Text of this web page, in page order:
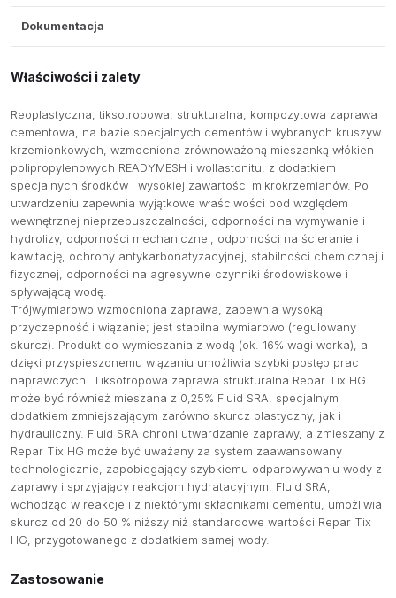
Dokumentacja
Właściwości i zalety
Reoplastyczna, tiksotropowa, strukturalna, kompozytowa zaprawa
cementowa, na bazie specjalnych cementów i wybranych kruszyw
krzemionkowych, wzmocniona zrównoważoną mieszanką włókien
polipropylenowych READYMESH i wollastonitu, z dodatkiem
specjalnych środków i wysokiej zawartości mikrokrzemianów. Po
utwardzeniu zapewnia wyjątkowe właściwości pod względem
wewnętrznej nieprzepuszczalności, odporności na wymywanie i
hydrolizy, odporności mechanicznej, odporności na ścieranie i
kawitację, ochrony antykarbonatyzacyjnej, stabilności chemicznej i
fizycznej, odporności na agresywne czynniki środowiskowe i
spływającą wodę.
Trójwymiarowo wzmocniona zaprawa, zapewnia wysoką
przyczepność i wiązanie; jest stabilna wymiarowo (regulowany
skurcz). Produkt do wymieszania z wodą (ok. 16% wagi worka), a
dzięki przyspieszonemu wiązaniu umożliwia szybki postęp prac
naprawczych. Tiksotropowa zaprawa strukturalna Repar Tix HG
może być również mieszana z 0,25% Fluid SRA, specjalnym
dodatkiem zmniejszającym zarówno skurcz plastyczny, jak i
hydrauliczny. Fluid SRA chroni utwardzanie zaprawy, a zmieszany z
Repar Tix HG może być uważany za system zaawansowany
technologicznie, zapobiegający szybkiemu odparowywaniu wody z
zaprawy i sprzyjający reakcjom hydratacyjnym. Fluid SRA,
wchodząc w reakcje i z niektórymi składnikami cementu, umożliwia
skurcz od 20 do 50 % niższy niż standardowe wartości Repar Tix
HG, przygotowanego z dodatkiem samej wody.
Zastosowanie